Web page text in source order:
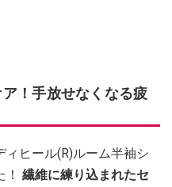
ア！手放せなくなる疲
ヒール(R)ルーム半袖シ
繊維に練り込まれたセ